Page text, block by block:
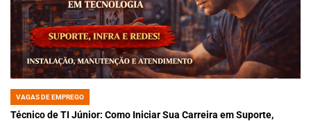
POSTED
IN
VAGAS DE EMPREGO
Técnico de TI Júnior: Como Iniciar Sua Carreira em Suporte,